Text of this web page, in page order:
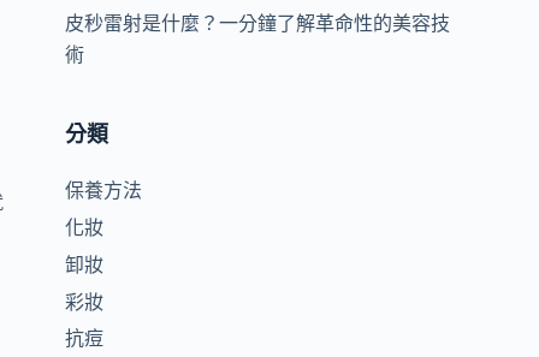
皮秒雷射是什麼？一分鐘了解革命性的美容技
術
分類
保養方法
化妝
卸妝
彩妝
抗痘